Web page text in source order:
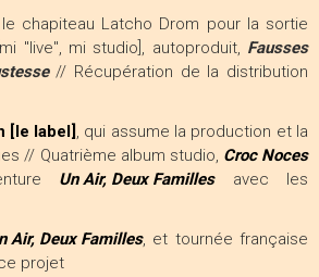
chapiteau Latcho Drom pour la sortie
"live", mi studio], autoproduit, Fausses
// Récupération de la distribution
[le label] , qui assume la production et la
// Quatrième album studio, Croc Noces
Un Air, Deux Famillesavec les
Air, Deux Familles, et tournée française
projet